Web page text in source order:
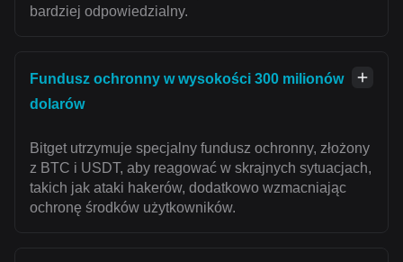
bardziej odpowiedzialny.
Fundusz ochronny w wysokości 300 milionów
dolarów
Bitget utrzymuje specjalny fundusz ochronny, złożony
z BTC i USDT, aby reagować w skrajnych sytuacjach,
takich jak ataki hakerów, dodatkowo wzmacniając
ochronę środków użytkowników.